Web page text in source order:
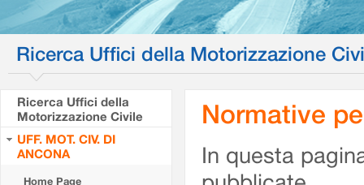
Ricerca Uffici della Motorizzazione
Ricerca Uffici della
Motorizzazione Civile
UFF. MOT. CIV. DI
ANCONA
Home Page
Normative
In questa